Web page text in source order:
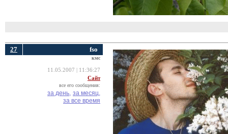
27 fso
кмс
11.05.2007 | 11:36:27
Сайт
все его сообщения:
за день, за месяц,
за все время